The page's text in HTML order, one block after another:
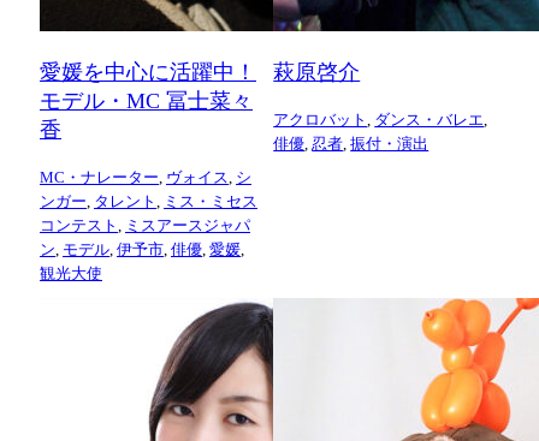
愛媛を中心に活躍中！
モデル・MC 冨士菜々
香
MC・ナレーター, ヴォイス, シ
ンガー, タレント , ミス・ミセス
コンテスト , ミスアースジャパ
ン, モデル, 伊予市, 俳優, 愛媛,
観光大使
萩原啓介
アクロバット, ダンス・バレエ,
俳優,忍者,振付・演出